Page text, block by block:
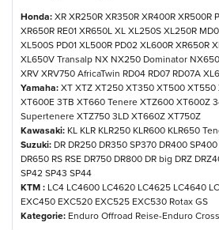
Honda: XR XR250R XR350R XR400R XR500R
XR650R RE01 XR650L XL XL250S XL250R
XL500S PD01 XL500R PD02 XL600R XR650R
XL650V Transalp NX NX250 Dominator
XRV XRV750 AfricaTwin RD04 RD07 RD07A
Yamaha: XT XTZ XT250 XT350 XT500
XT600E 3TB XT660 Tenere XTZ600 XT600Z
Supertenere XTZ750 3LD XT660Z XT750Z
Kawasaki: KL KLR KLR250 KLR600 KLR650
Suzuki: DR DR250 DR350 SP370 DR400
DR650 RS RSE DR750 DR800 DR big DRZ
SP42 SP43 SP44
KTM : LC4 LC4600 LC4620 LC4625 LC4640
EXC450 EXC520 EXC525 EXC530 Rotax GS
Kategorie: Enduro Offroad Reise-Enduro Cross